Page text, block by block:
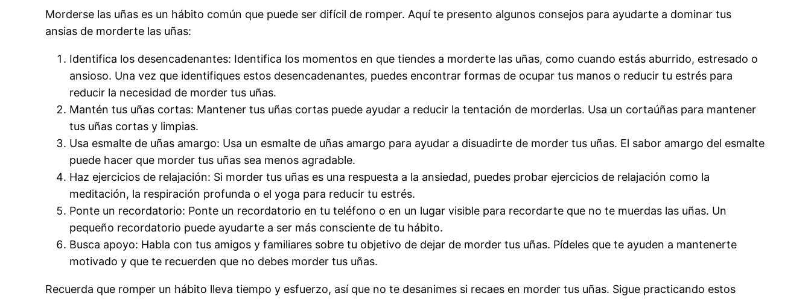
Morderse las uñas es un hábito común que puede ser difícil de romper. Aquí te presento algunos consejos para ayudarte a dominar tus
ansias de morderte las uñas:
Identifica los desencadenantes: Identifica los momentos en que tiendes a morderte las uñas, como cuando estás aburrido, estresado o
ansioso. Una vez que identifiques estos desencadenantes, puedes encontrar formas de ocupar tus manos o reducir tu estrés para
reducir la necesidad de morder tus uñas.
Mantén tus uñas cortas: Mantener tus uñas cortas puede ayudar a reducir la tentación de morderlas. Usa un cortaúñas para mantener
tus uñas cortas y limpias.
Usa esmalte de uñas amargo: Usa un esmalte de uñas amargo para ayudar a disuadirte de morder tus uñas. El sabor amargo del esmalte
puede hacer que morder tus uñas sea menos agradable.
Haz ejercicios de relajación: Si morder tus uñas es una respuesta a la ansiedad, puedes probar ejercicios de relajación como la
meditación, la respiración profunda o el yoga para reducir tu estrés.
Ponte un recordatorio: Ponte un recordatorio en tu teléfono o en un lugar visible para recordarte que no te muerdas las uñas. Un
pequeño recordatorio puede ayudarte a ser más consciente de tu hábito.
Busca apoyo: Habla con tus amigos y familiares sobre tu objetivo de dejar de morder tus uñas. Pídeles que te ayuden a mantenerte
motivado y que te recuerden que no debes morder tus uñas.
Recuerda que romper un hábito lleva tiempo y esfuerzo, así que no te desanimes si recaes en morder tus uñas. Sigue practicando estos